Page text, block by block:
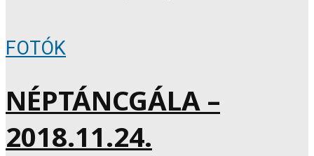
FOTÓK
NÉPTÁNCGÁLA –
2018.11.24.